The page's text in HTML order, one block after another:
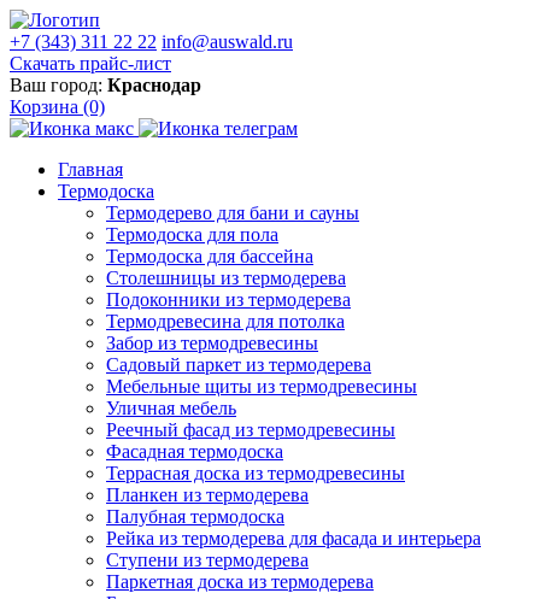
+7 (343) 311 22 22 info@auswald.ru
Скачать прайс-лист
Ваш город: Краснодар
Корзина (0)
Главная
Термодоска
Термодерево для бани и сауны
Термодоска для пола
Термодоска для бассейна
Столешницы из термодерева
Подоконники из термодерева
Термодревесина для потолка
Забор из термодревесины
Садовый паркет из термодерева
Мебельные щиты из термодревесины
Уличная мебель
Реечный фасад из термодревесины
Фасадная термодоска
Террасная доска из термодревесины
Планкен из термодерева
Палубная термодоска
Рейка из термодерева для фасада и интерьера
Ступени из термодерева
Паркетная доска из термодерева